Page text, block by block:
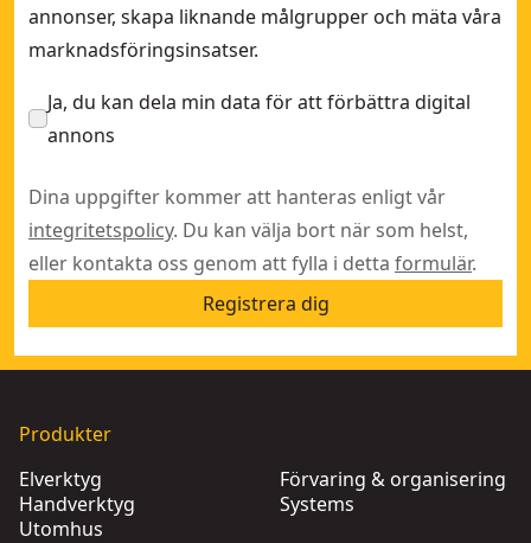
annonser, skapa liknande målgrupper och mäta våra
marknadsföringsinsatser.
Ja, du kan dela min data för att förbättra digital
annons
Dina uppgifter kommer att hanteras enligt vår
integritetspolicy. Du kan välja bort när som helst,
eller kontakta oss genom att fylla i detta formulär.
Registrera dig
Produkter
Elverktyg
Handverktyg
Utomhus
Förvaring & organisering
Systems